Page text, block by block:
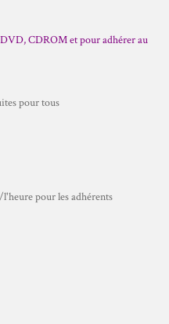
CDROM et pour adhérer au
pour tous
l'heure pour les adhérents